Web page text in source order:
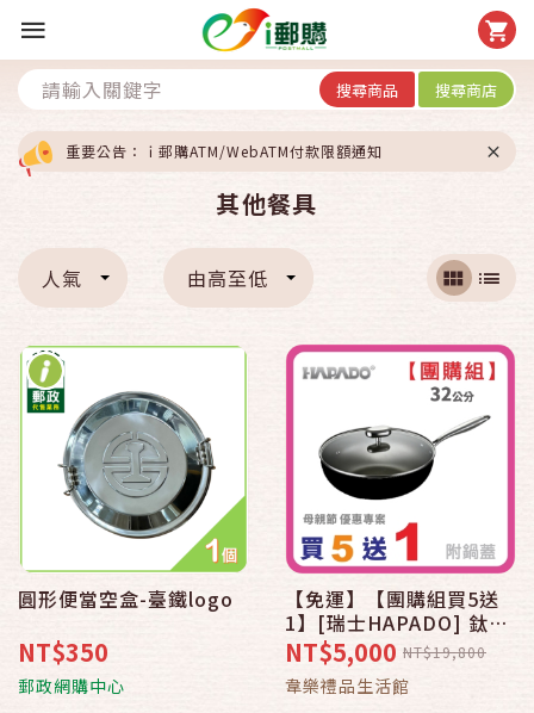
搜尋商品 搜尋商店
重要公告：ｉ郵購ATM/WebATM付款限額通知
其他餐具
人氣 由高至低
圓形便當空盒-臺鐵logo
NT$350
郵政網購中心
【免運】【團購組買5送
1】[瑞士HAPADO] 鈦金
不沾炒鍋32cm-黑 (含鍋
蓋)【郵政129 好物全都
有】【寵ｉ媽咪郵】
NT$5,000 NT$19,800
韋樂禮品生活館